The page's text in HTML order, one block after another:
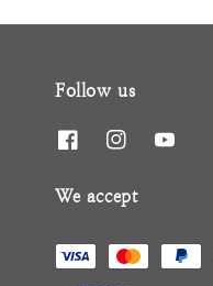
Follow us
We accept